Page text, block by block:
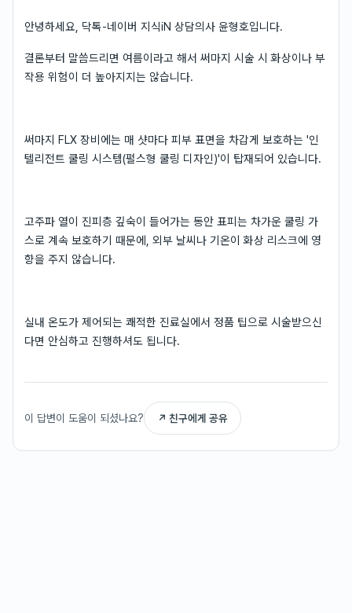
안녕하세요, 닥톡-네이버 지식iN 상담의사 윤형호입니다.
결론부터 말씀드리면 여름이라고 해서 써마지 시술 시 화상이나 부
작용 위험이 더 높아지지는 않습니다.
써마지 FLX 장비에는 매 샷마다 피부 표면을 차갑게 보호하는 '인
텔리전트 쿨링 시스템(펄스형 쿨링 디자인)'이 탑재되어 있습니다.
고주파 열이 진피층 깊숙이 들어가는 동안 표피는 차가운 쿨링 가
스로 계속 보호하기 때문에, 외부 날씨나 기온이 화상 리스크에 영
향을 주지 않습니다.
실내 온도가 제어되는 쾌적한 진료실에서 정품 팁으로 시술받으신
다면 안심하고 진행하셔도 됩니다.
이 답변이 도움이 되셨나요? ↗ 친구에게 공유